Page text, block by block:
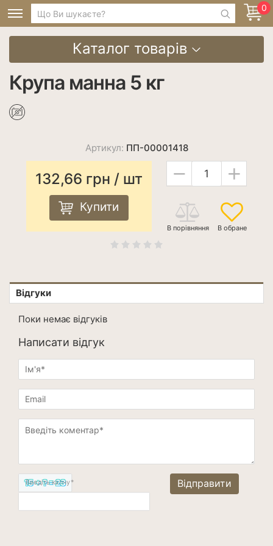
0
Каталог товарів
Крупа манна 5 кг
Артикул: ПП-00001418
132,66 грн / шт
Купити
− +
Відгуки
Поки немає відгуків
Написати відгук
15 + ? = 23
Введіть капчу*